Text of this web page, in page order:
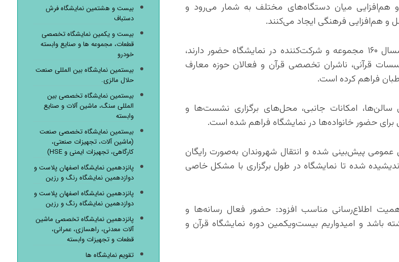
هم‌افزایی میان دستگاه‌های مختلف به شمار می‌رود و
و هم‌افزایی فرهنگی ایجاد می‌کنند.
مدیرعامل شرکت نمایشگاه‌های بین‌المللی استان اصفهان با بیان اینکه امسال ۱۶۰ مجموعه و شرکت‌کننده در نمایشگاه حضور دارند،
قرآنی، ناشران تخصصی قرآن و فعالان حوزه معارف
فراهم کرده است.
امکانات جانبی، محل‌های برگزاری نشست‌ها و
حضور خانواده‌ها در نمایشگاه فراهم شده است.
عمومی پیش‌بینی شده و انتقال شهروندان به‌صورت رایگان
شده تا نمایشگاه در طول برگزاری با مشکل خاصی
اطلاع‌رسانی مناسب افزود: حضور فعال رسانه‌ها و
باشد و امیدواریم بیست‌ویکمین دوره نمایشگاه قرآن و
بیست و هشتمین نمایشگاه فرش
دستباف
بیست و یکمین نمایشگاه تخصصی
قطعات، مجموعه ها و صنایع وابسته
خودرو
بیستمین نمایشگاه بین المللی صنعت
حلال مالزی.
بیستمین نمایشگاه تخصصی بین
المللی سنگ، ماشین آلات و صنایع
وابسته
بیستمین نمایشگاه تخصصی صنعت
(ماشین آلات، تجهیزات صنعتی،
کارگاهی، تجهیزات ایمنی و HSE)
پانزدهمین نمایشگاه اصفهان پلاست و
دوازدهمین نمایشگاه رنگ و رزین
پانزدهمین نمایشگاه اصفهان پلاست و
دوازدهمین نمایشگاه رنگ و رزین
پانزدهمین نمایشگاه تخصصی ماشین
آلات معدنی، راهسازی، عمرانی،
قطعات و تجهیزات وابسته
تقویم نمایشگاه ها